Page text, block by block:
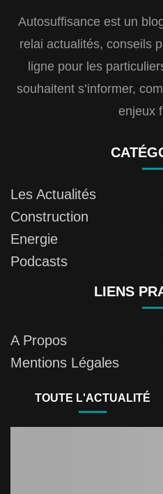
Autosuffisance est un
relai actualités, conseils
ligne pour les
souhaitent s’informer,
enjeux
Les Actualités
Construction
Energie
Podcasts
LIENS
A Propos
Mentions Légales
TOUTE L'ACTUALITÉ